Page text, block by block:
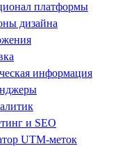
платформы
дизайна
информация
и SEO
UTM-меток